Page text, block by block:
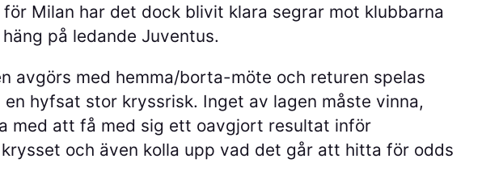
Milan har det dock blivit klara segrar mot klubbarna
på ledande Juventus.
avgörs med hemma/borta-möte och returen spelas
hyfsat stor kryssrisk. Inget av lagen måste vinna,
med att få med sig ett oavgjort resultat inför
och även kolla upp vad det går att hitta för odds